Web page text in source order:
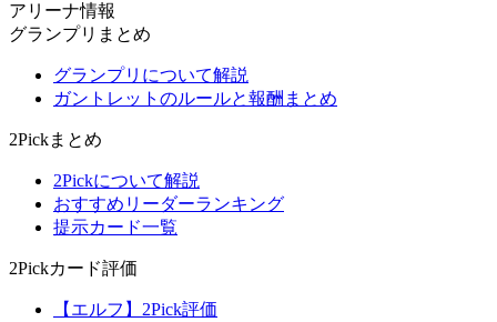
アリーナ情報
グランプリまとめ
グランプリについて解説
ガントレットのルールと報酬まとめ
2Pickまとめ
2Pickについて解説
おすすめリーダーランキング
提示カード一覧
2Pickカード評価
【エルフ】2Pick評価